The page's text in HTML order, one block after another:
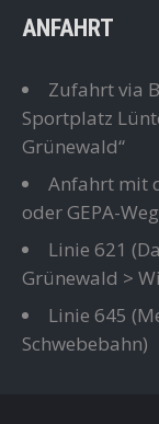
ANFAHRT
Zufahrt via
Sportplatz
Grünewald“
Anfahrt mit
oder GEPA-Weg
Linie 621
Grünewald >
Linie 645
Schwebebahn)